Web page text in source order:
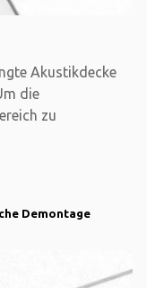
Akustikdecke
die
zu
Demontage